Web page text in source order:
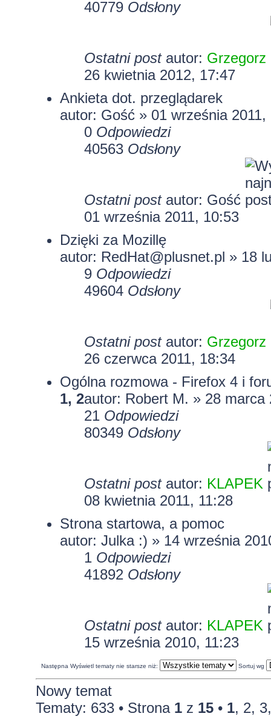
40779 Odsłony
Ostatni post autor: Grzegorz
26 kwietnia 2012, 17:47
Ankieta dot. przeglądarek
autor: Gość » 01 września 2011,
0 Odpowiedzi
40563 Odsłony
Ostatni post autor: Gość
01 września 2011, 10:53
Dzięki za Mozillę
autor: RedHat@plusnet.pl » 18
9 Odpowiedzi
49604 Odsłony
Ostatni post autor: Grzegorz
26 czerwca 2011, 18:34
Ogólna rozmowa - Firefox 4 i
1, 2autor: Robert M. » 28 marca
21 Odpowiedzi
80349 Odsłony
Ostatni post autor: KLAPEK
08 kwietnia 2011, 11:28
Strona startowa, a pomoc
autor: Julka :) » 14 września
1 Odpowiedzi
41892 Odsłony
Ostatni post autor: KLAPEK
15 września 2010, 11:23
Następna Wyświetl tematy nie starsze niż: Sortuj wg
Nowy temat
Tematy: 633 • Strona 1z 15• 1, 2, 3